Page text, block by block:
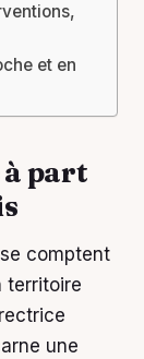
et en
à part
comptent
territoire
une